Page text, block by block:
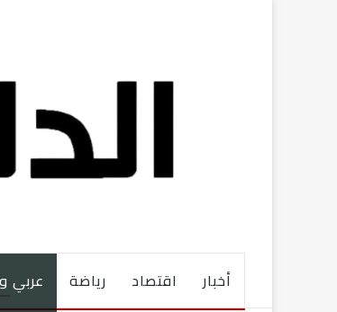
أخبار اقتصاد رياضة عربي